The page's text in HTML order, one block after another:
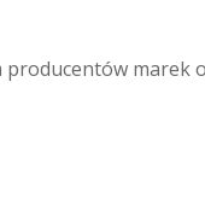
producentów marek